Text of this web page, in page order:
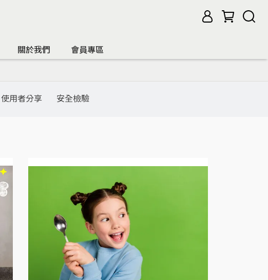
關於我們 會員專區
使用者分享 安全檢驗